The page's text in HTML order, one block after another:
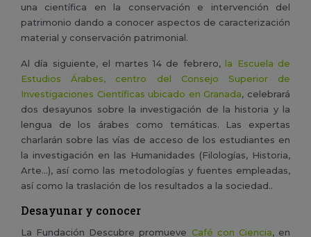
una científica en la conservación e intervención del
patrimonio dando a conocer aspectos de caracterización
material y conservación patrimonial.
Al día siguiente, el martes 14 de febrero, la Escuela de
Estudios Árabes, centro del Consejo Superior de
Investigaciones Científicas ubicado en Granada, celebrará
dos desayunos sobre la investigación de la historia y la
lengua de los árabes como temáticas. Las expertas
charlarán sobre las vías de acceso de los estudiantes en
la investigación en las Humanidades (Filologías, Historia,
Arte…), así como las metodologías y fuentes empleadas,
así como la traslación de los resultados a la sociedad..
Desayunar y conocer
La Fundación Descubre promueve Café con Ciencia, en